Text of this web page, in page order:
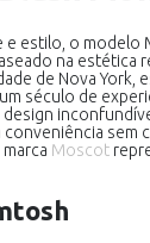
e estilo, o modelo
na estética
de Nova York,
século de
design
sem
Moscot